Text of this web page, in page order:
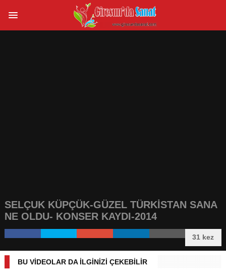
SELÇUK KÜPÇÜK-GÜZEL TÜRKİSTAN SANA
NE OLDU- KONSER KAYDI-2014
31 kez
BU VİDEOLAR DA İLGİNİZİ ÇEKEBİLİR